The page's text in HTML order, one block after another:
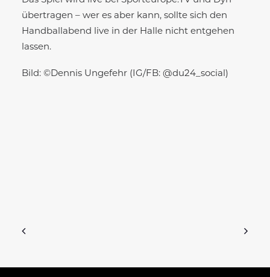
übertragen – wer es aber kann, sollte sich den
Handballabend live in der Halle nicht entgehen
lassen.
Bild: ©Dennis Ungefehr (IG/FB: @du24_social)